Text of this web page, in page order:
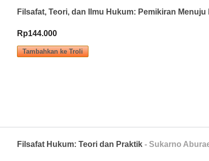
Filsafat, Teori, dan Ilmu Hukum: Pemikiran
Rp144.000
Filsafat Hukum: Teori dan Praktik - Sukarno